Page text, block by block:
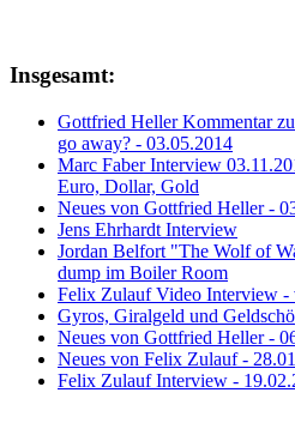
Insgesamt:
Gottfried Heller Kommentar
go away? - 03.05.2014
Marc Faber Interview
Euro, Dollar, Gold
Neues von Gottfried Heller -
Jens Ehrhardt Interview
Jordan Belfort "The Wolf of
dump im Boiler Room
Felix Zulauf Video Interview -
Gyros, Giralgeld und
Neues von Gottfried Heller -
Neues von Felix Zulauf -
Felix Zulauf Interview -